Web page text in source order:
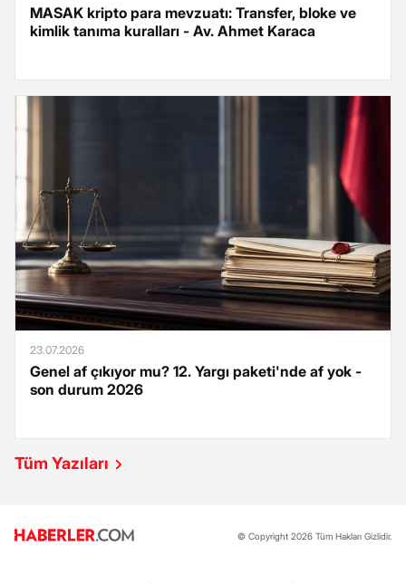
MASAK kripto para mevzuatı: Transfer, bloke ve
kimlik tanıma kuralları - Av. Ahmet Karaca
23.07.2026
Genel af çıkıyor mu? 12. Yargı paketi'nde af yok -
son durum 2026
Tüm Yazıları
© Copyright 2026 Tüm Hakları Gizlidir.